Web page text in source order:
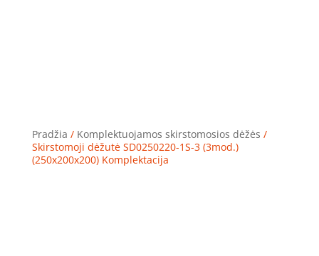
Pradžia / Komplektuojamos skirstomosios dėžės /
Skirstomoji dėžutė SD0250220-1S-3 (3mod.)
(250x200x200) Komplektacija